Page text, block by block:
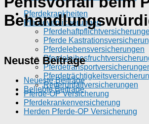
Pferdekrankheiten
Pferdeversicherungen
Pferde
Pferdelebensversicherungen
Reiterunfallversicherungen
Pferde-OP Versicherung
Pferdekrankenversicherung
Herden Pferde-OP Versicherung
Neuste Beiträge
Neueste Beiträge
Beliebte Beiträge